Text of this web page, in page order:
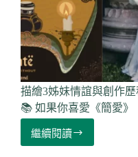
樂
節
Summer
Live
Music
Festival
描繪3姊妹情誼與創作
📚 如果你喜愛《簡愛》
繼續閱讀
【周